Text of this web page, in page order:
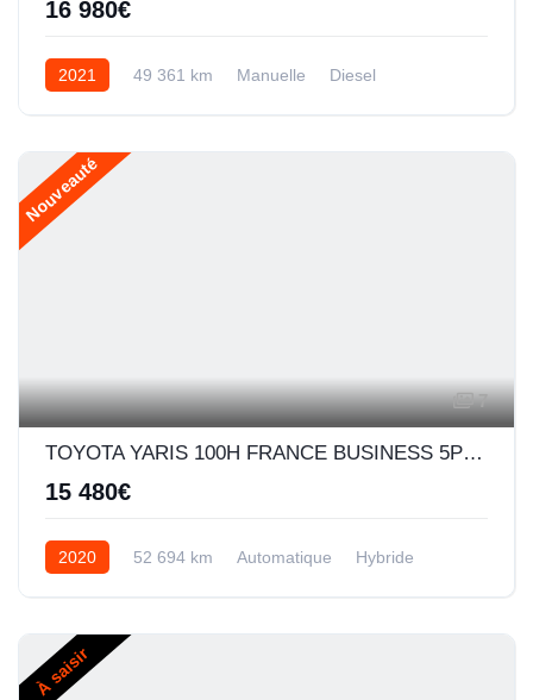
16 980€
2021 49 361 km Manuelle Diesel
Nouveauté
7
TOYOTA YARIS 100H FRANCE BUSINESS 5P MY19
15 480€
2020 52 694 km Automatique Hybride
À saisir